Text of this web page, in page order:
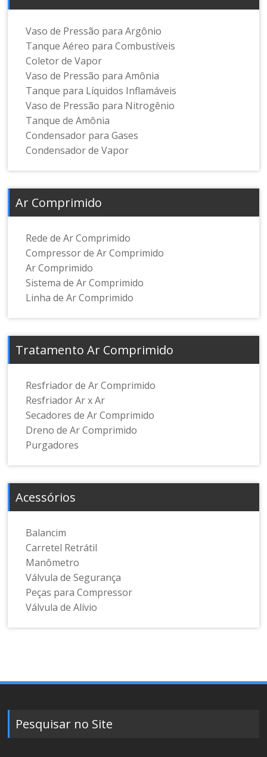
Vaso de Pressão para Argônio
Tanque Aéreo para Combustíveis
Coletor de Vapor
Vaso de Pressão para Amônia
Tanque para Líquidos Inflamáveis
Vaso de Pressão para Nitrogênio
Tanque de Amônia
Condensador para Gases
Condensador de Vapor
Ar Comprimido
Rede de Ar Comprimido
Compressor de Ar Comprimido
Ar Comprimido
Sistema de Ar Comprimido
Linha de Ar Comprimido
Tratamento Ar Comprimido
Resfriador de Ar Comprimido
Resfriador Ar x Ar
Secadores de Ar Comprimido
Dreno de Ar Comprimido
Purgadores
Acessórios
Balancim
Carretel Retrátil
Manômetro
Válvula de Segurança
Peças para Compressor
Válvula de Alívio
Pesquisar no Site